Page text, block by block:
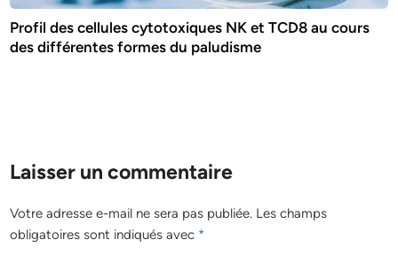
Profil des cellules cytotoxiques NK et TCD8 au cours
des différentes formes du paludisme
Laisser un commentaire
Votre adresse e-mail ne sera pas publiée. Les champs
obligatoires sont indiqués avec *